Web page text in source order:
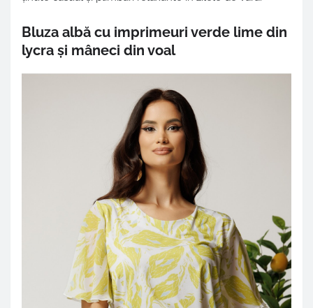
Bluza albă cu imprimeuri verde lime din
lycra și mâneci din voal